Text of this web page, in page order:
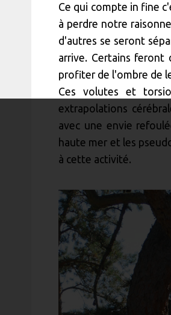
Ce qui compte in fine
à perdre notre
d'autres se seront
arrive. Certains feront
profiter de l'ombre de
Ces volutes et
extrapolations
avec une envie
haute mer et les
à cette activité.